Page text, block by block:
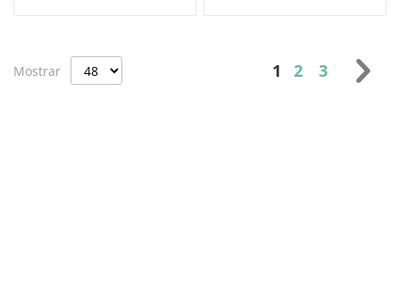
Página
Actualmente
1 Página
2 Página
3
Mostrar